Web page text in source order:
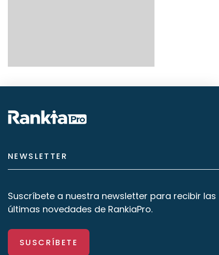
NEWSLETTER
Suscríbete a nuestra newsletter para recibir las
últimas novedades de RankiaPro.
SUSCRÍBETE